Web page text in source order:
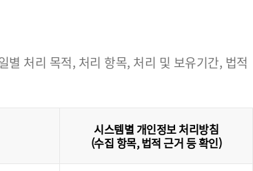
처리 목적, 처리 항목, 처리 및 보유기간, 법적
시스템별 개인정보 처리방침
(수집 항목, 법적 근거 등 확인)